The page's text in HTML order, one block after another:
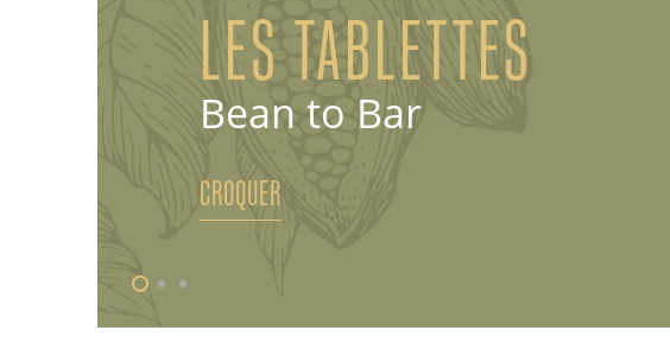
LES TABLETTES
Bean to Bar
CROQUER